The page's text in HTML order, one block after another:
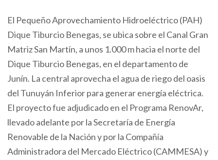
El Pequeño Aprovechamiento Hidroeléctrico (PAH)
Dique Tiburcio Benegas, se ubica sobre el Canal Gran
Matriz San Martín, a unos 1.000 m hacia el norte del
Dique Tiburcio Benegas, en el departamento de
Junín. La central aprovecha el agua de riego del oasis
del Tunuyán Inferior para generar energía eléctrica.
El proyecto fue adjudicado en el Programa RenovAr,
llevado adelante por la Secretaría de Energía
Renovable de la Nación y por la Compañía
Administradora del Mercado Eléctrico (CAMMESA) y